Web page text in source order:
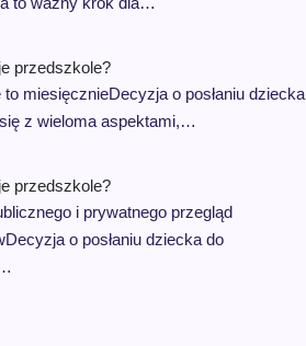
przedszkole?
miesięcznieDecyzja o posłaniu dziecka
z wieloma aspektami,…
przedszkole?
i prywatnego przegląd
o posłaniu dziecka do